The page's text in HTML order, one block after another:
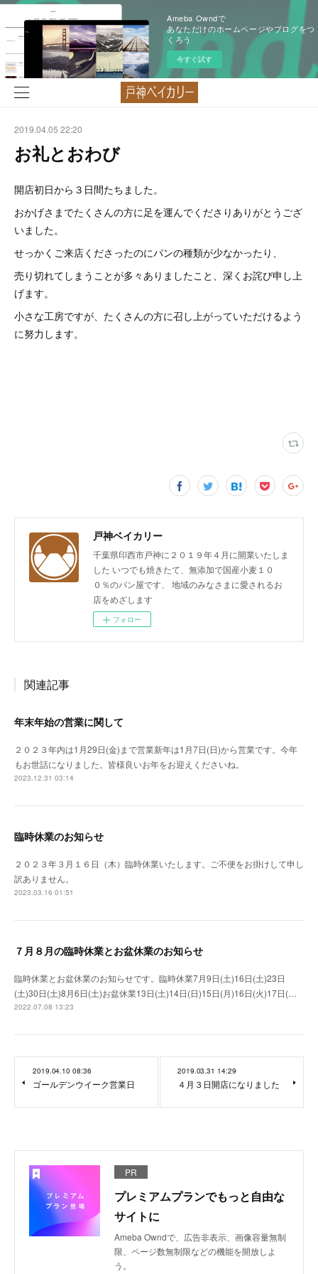
Ameba Owndで
あなただけのホームページやブログをつ
くろう
今すぐ試す
2019.04.05 22:20
お礼とおわび
開店初日から３日間たちました。
おかげさまでたくさんの方に足を運んでくださりありがとうござ
いました。
せっかくご来店くださったのにパンの種類が少なかったり、
売り切れてしまうことが多々ありましたこと、深くお詫び申し上
げます。
小さな工房ですが、たくさんの方に召し上がっていただけるよう
に努力します。
戸神ベイカリー
千葉県印西市戸神に２０１９年４月に開業いたしま
した いつでも焼きたて、無添加で国産小麦１０
０％のパン屋です、 地域のみなさまに愛されるお
店をめざします
フォロー
関連記事
年末年始の営業に関して
２０２３年内は1月29日(金)まで営業新年は1月7日(日)から営業です。今年
もお世話になりました。皆様良いお年をお迎えくださいね。
2023.12.31 03:14
臨時休業のお知らせ
２０２３年３月１６日（木）臨時休業いたします。ご不便をお掛けして申し
訳ありません。
2023.03.16 01:51
７月８月の臨時休業とお盆休業のお知らせ
臨時休業とお盆休業のお知らせです。臨時休業7月9日(土)16日(土)23日
(土)30日(土)8月6日(土)お盆休業13日(土)14日(日)15日(月)16日(火)17日(…
2022.07.08 13:23
2019.04.10 08:36
ゴールデンウイーク営業日
2019.03.31 14:29
４月３日開店になりました
PR
プレミアムプランでもっと自由な
サイトに
Ameba Owndで、広告非表示、画像容量無制
限、ページ数無制限などの機能を開放しよ
う。